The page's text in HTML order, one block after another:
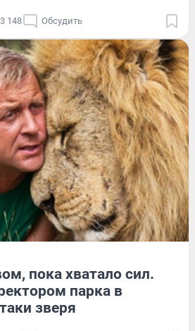
3 148 Обсудить
пока хватало сил.
парка в
зверя